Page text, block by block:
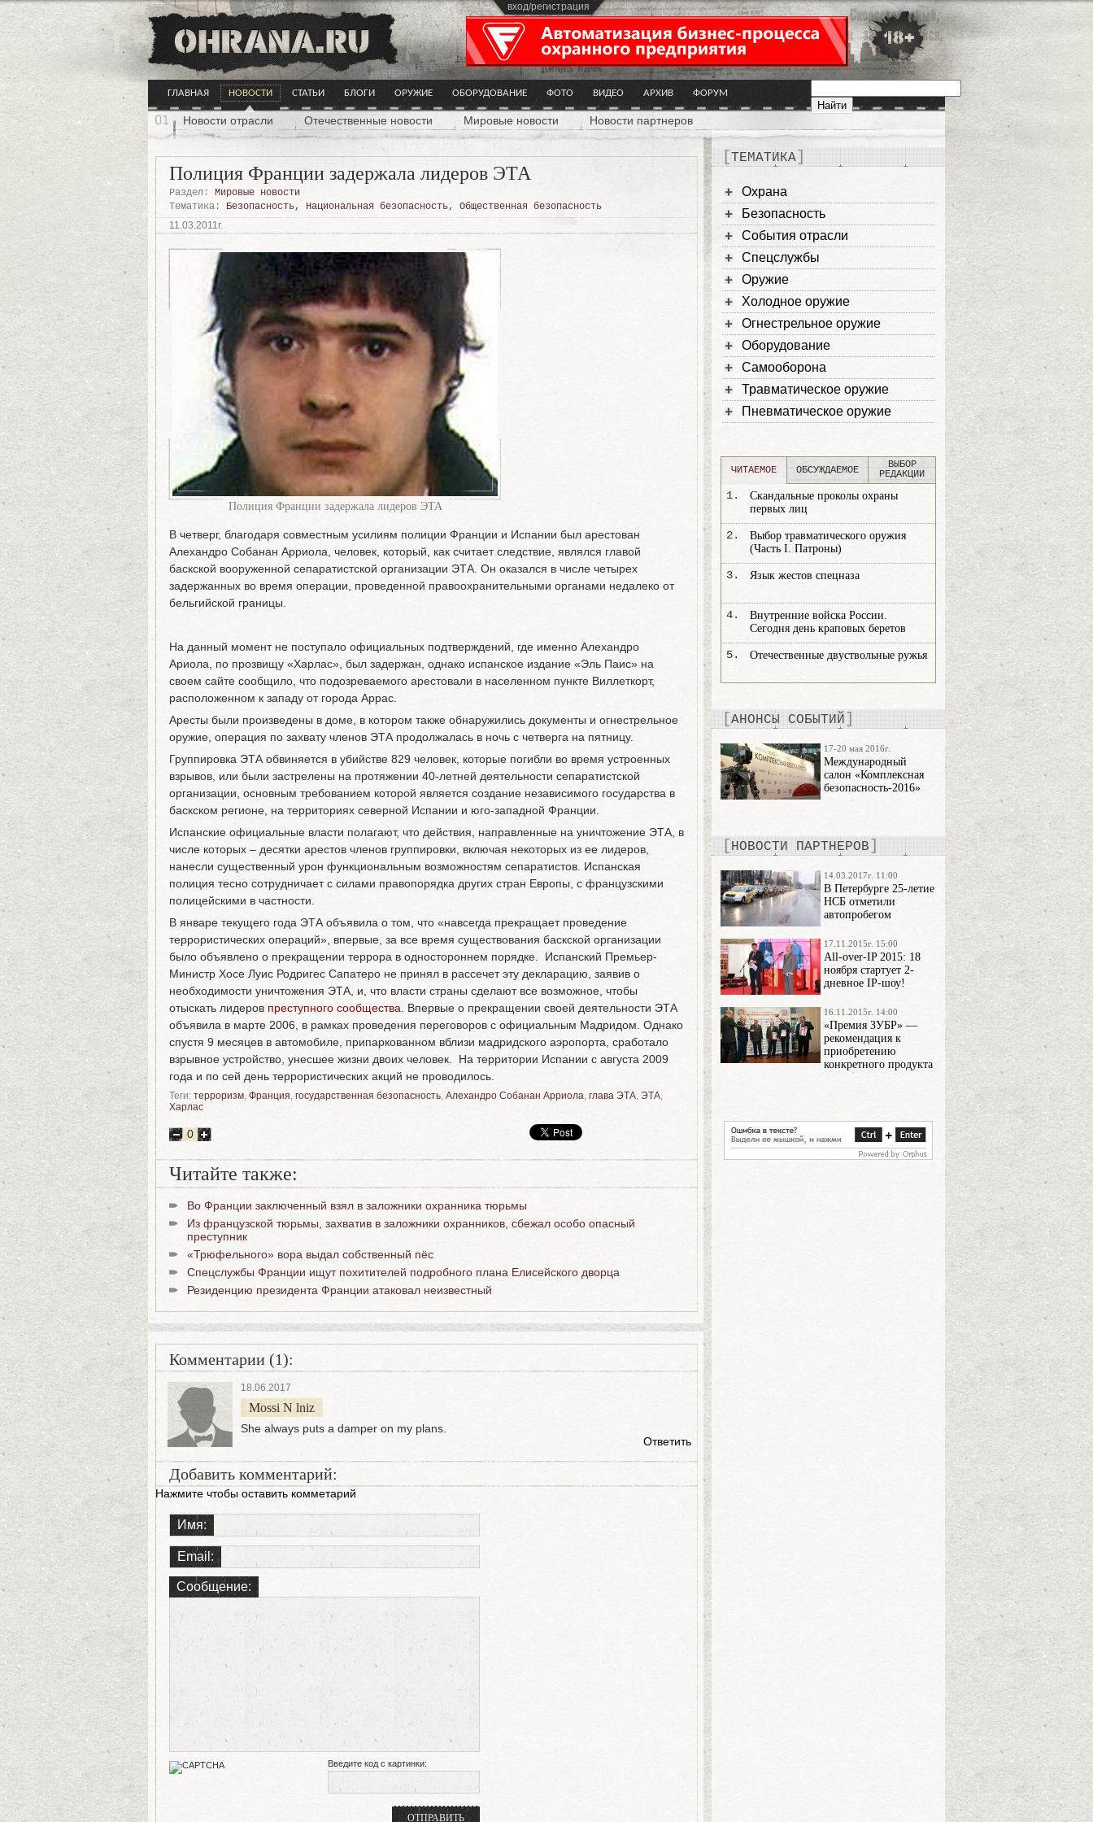
вход/регистрация
ГЛАВНАЯ НОВОСТИ СТАТЬИ БЛОГИ ОРУЖИЕ ОБОРУДОВАНИЕ ФОТО ВИДЕО АРХИВ ФОРУМ
Новости отрасли Отечественные новости Мировые новости Новости партнеров
Полиция Франции задержала лидеров ЭТА
Раздел:
Мировые новости
Тематика:
Безопасность, Национальная безопасность, Общественная безопасность
11.03.2011г.
Полиция Франции задержала лидеров ЭТА
В четверг, благодаря совместным усилиям полиции Франции и Испании был арестован
Алехандро Собанан Арриола, человек, который, как считает следствие, являлся главой
баскской вооруженной сепаратистской организации ЭТА. Он оказался в числе четырех
задержанных во время операции, проведенной правоохранительными органами недалеко от
бельгийской границы.
На данный момент не поступало официальных подтверждений, где именно Алехандро
Ариола, по прозвищу «Харлас», был задержан, однако испанское издание «Эль Паис» на
своем сайте сообщило, что подозреваемого арестовали в населенном пункте Виллеткорт,
расположенном к западу от города Аррас.
Аресты были произведены в доме, в котором также обнаружились документы и огнестрельное
оружие, операция по захвату членов ЭТА продолжалась в ночь с четверга на пятницу.
Группировка ЭТА обвиняется в убийстве 829 человек, которые погибли во время устроенных
взрывов, или были застрелены на протяжении 40-летней деятельности сепаратистской
организации, основным требованием которой является создание независимого государства в
баскском регионе, на территориях северной Испании и юго-западной Франции.
Испанские официальные власти полагают, что действия, направленные на уничтожение ЭТА, в
числе которых – десятки арестов членов группировки, включая некоторых из ее лидеров,
нанесли существенный урон функциональным возможностям сепаратистов. Испанская
полиция тесно сотрудничает с силами правопорядка других стран Европы, с французскими
полицейскими в частности.
В январе текущего года ЭТА объявила о том, что «навсегда прекращает проведение
террористических операций», впервые, за все время существования баскской организации
было объявлено о прекращении террора в одностороннем порядке. Испанский Премьер-
Министр Хосе Луис Родригес Сапатеро не принял в рассечет эту декларацию, заявив о
необходимости уничтожения ЭТА, и, что власти страны сделают все возможное, чтобы
отыскать лидеров преступного сообщества . Впервые о прекращении своей деятельности ЭТА
объявила в марте 2006, в рамках проведения переговоров с официальным Мадридом. Однако
спустя 9 месяцев в автомобиле, припаркованном вблизи мадридского аэропорта, сработало
взрывное устройство, унесшее жизни двоих человек. На территории Испании с августа 2009
года и по сей день террористических акций не проводилось.
Теги: терроризм, Франция, государственная безопасность, Алехандро Собанан Арриола, глава ЭТА, ЭТА,
Харлас
0
Читайте также:
Во Франции заключенный взял в заложники охранника тюрьмы
Из французской тюрьмы, захватив в заложники охранников, сбежал особо опасный
преступник
«Трюфельного» вора выдал собственный пёс
Спецслужбы Франции ищут похитителей подробного плана Елисейского дворца
Резиденцию президента Франции атаковал неизвестный
Комментарии (1):
18.06.2017
Mossi N lniz
She always puts a damper on my plans.
Ответить
Добавить комментарий:
Нажмите чтобы оставить комметарий
Имя:
Email:
Сообщение:
Введите код с картинки:
ТЕМАТИКА
Охрана
Безопасность
События отрасли
Спецслужбы
Оружие
Холодное оружие
Огнестрельное оружие
Оборудование
Самооборона
Травматическое оружие
Пневматическое оружие
ЧИТАЕМОЕ ОБСУЖДАЕМОЕ
ВЫБОР
РЕДАКЦИИ
Скандальные проколы охраны
первых лиц
1.
Выбор травматического оружия
(Часть I. Патроны)
2.
Язык жестов спецназа
3.
Внутренние войска России.
Сегодня день краповых беретов
4.
Отечественные двуствольные ружья
5.
АНОНСЫ СОБЫТИЙ
17-20 мая 2016г.
Международный
салон «Комплексная
безопасность-2016»
НОВОСТИ ПАРТНЕРОВ
14.03.2017г. 11:00
В Петербурге 25-летие
НСБ отметили
автопробегом
17.11.2015г. 15:00
All-over-IP 2015: 18
ноября стартует 2-
дневное IP-шоу!
16.11.2015г. 14:00
«Премия ЗУБР» —
рекомендация к
приобретению
конкретного продукта